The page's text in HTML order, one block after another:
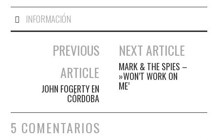
INFORMACIÓN
Navegación de entradas
PREVIOUS
ARTICLE
JOHN FOGERTY EN
CÓRDOBA
NEXT ARTICLE
MARK & THE SPIES –
»WON’T WORK ON
ME’
5 COMENTARIOS